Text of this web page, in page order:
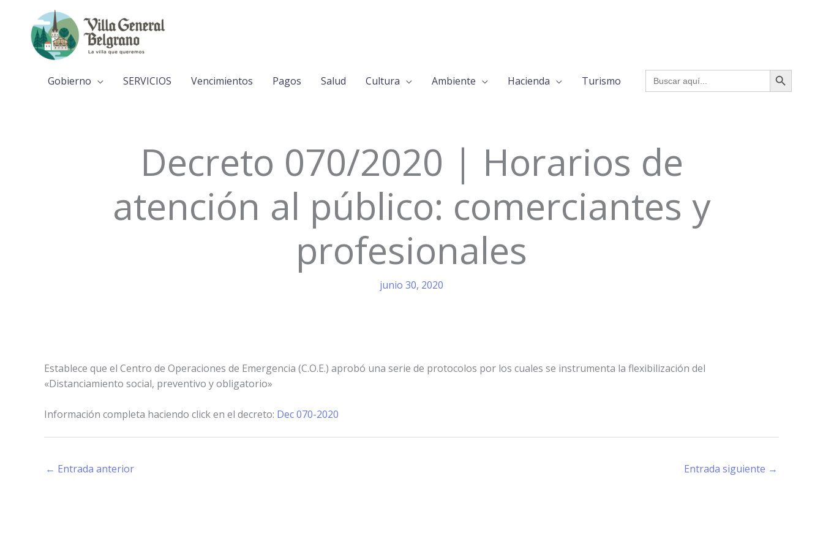
contenido
Gobierno SERVICIOS Vencimientos Pagos Salud Cultura Ambiente Hacienda Turismo Buscar: BOTÓN DE BÚSQUEDA
Decreto 070/2020 | Horarios de
atención al público: comerciantes y
profesionales
junio 30, 2020
Establece que el Centro de Operaciones de Emergencia (C.O.E.) aprobó una serie de protocolos por los cuales se instrumenta la flexibilización del
«Distanciamiento social, preventivo y obligatorio»
Información completa haciendo click en el decreto: Dec 070-2020
← Entrada anterior Entrada siguiente →